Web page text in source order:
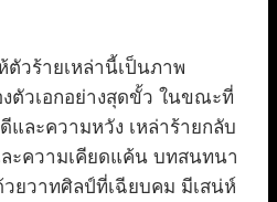
วร้ายเหล่านี้เป็นภาพ
ตัวเอกอย่างสุดขั้ว ในขณะที่
ละความหวัง เหล่าร้ายกลับ
ะความเคียดแค้น บทสนทนา
ยวาทศิลป์ที่เฉียบคม มีเสน่ห์